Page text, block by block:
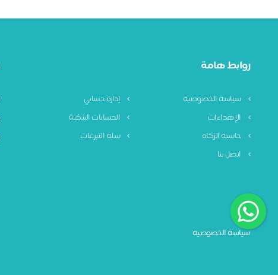
روابط هامة
سياسة الخصوصية
إدارة حسابي
الإهداءات
الحسابات البنكية
حاسبة الزكاة
سلة التبرعات
اتصل بنا
سياسة الخصوصية